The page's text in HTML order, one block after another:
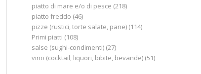
piatto di mare e/o di pesce (218)
piatto freddo (46)
pizze (rustici, torte salate, pane) (114)
Primi piatti (108)
salse (sughi-condimenti) (27)
vino (cocktail, liquori, bibite, bevande) (51)